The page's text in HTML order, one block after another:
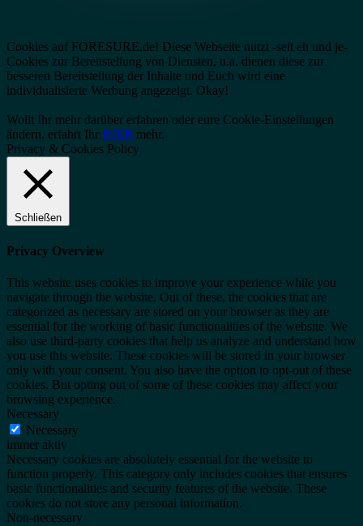
Cookies auf FORESURE.de! Diese Webseite nutzt -seit eh und je-
Cookies zur Bereitstellung von Diensten, u.a. dienen diese zur
besseren Bereitstellung der Inhalte und Euch wird eine
individualisierte Werbung angezeigt. Okay!
Wollt Ihr mehr darüber erfahren oder eure Cookie-Einstellungen
ändern, erfahrt Ihr HIER mehr.
Privacy & Cookies Policy
Schließen
Privacy Overview
This website uses cookies to improve your experience while you
navigate through the website. Out of these, the cookies that are
categorized as necessary are stored on your browser as they are
essential for the working of basic functionalities of the website. We
also use third-party cookies that help us analyze and understand how
you use this website. These cookies will be stored in your browser
only with your consent. You also have the option to opt-out of these
cookies. But opting out of some of these cookies may affect your
browsing experience.
Necessary
Necessary
immer aktiv
Necessary cookies are absolutely essential for the website to
function properly. This category only includes cookies that ensures
basic functionalities and security features of the website. These
cookies do not store any personal information.
Non-necessary